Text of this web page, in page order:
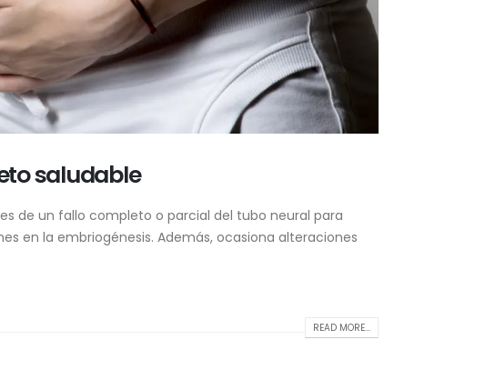
saludable
de un fallo completo o parcial del tubo neural para
en la embriogénesis. Además, ocasiona alteraciones
READ MORE...